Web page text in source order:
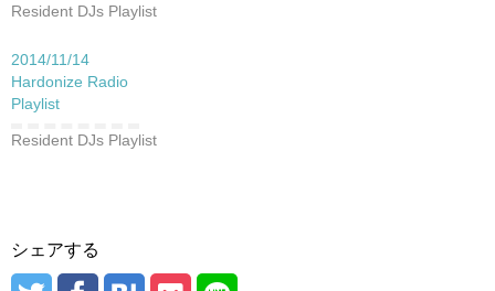
Resident DJs Playlist
2014/11/14
Hardonize Radio
Playlist
Resident DJs Playlist
シェアする